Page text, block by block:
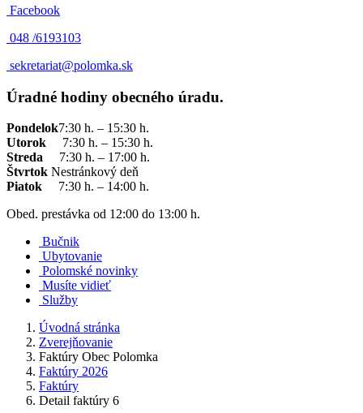
Facebook
048 /6193103
sekretariat@polomka.sk
Úradné hodiny obecného úradu.
Pondelok7:30 h. – 15:30 h.
Utorok 7:30 h. – 15:30 h.
Streda 7:30 h. – 17:00 h.
Štvrtok Nestránkový deň
Piatok
7:30 h. – 14:00 h.
Obed. prestávka od 12:00 do 13:00 h.
Bučnik
Ubytovanie
Polomské novinky
Musíte vidieť
Služby
Úvodná stránka
Zverejňovanie
Faktúry Obec Polomka
Faktúry 2026
Faktúry
Detail faktúry 6